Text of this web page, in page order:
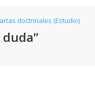
doctrinales (Estudio)